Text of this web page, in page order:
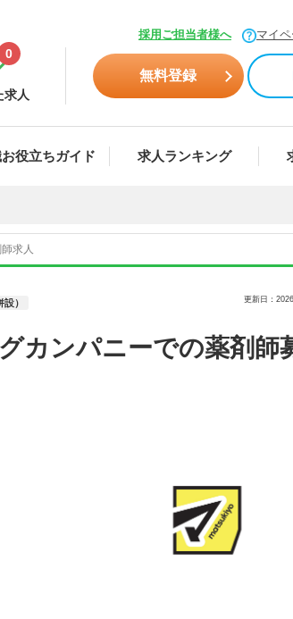
採用ご担当者様へ マイ
求人
0
無料登録
役立ちガイド 求人ランキング
求人
） 更新日：
カンパニーでの薬剤師